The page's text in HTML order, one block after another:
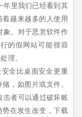
年里我们已经看到其
越来越多的人使用
象。对于恶意软件作
的假网站可能很容
理。
全比桌面安全更重
，如图片或文件。
击者可以通过破坏账
势在发生改变，下载